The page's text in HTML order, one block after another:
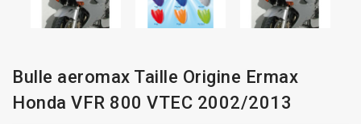
Bulle aeromax Taille Origine Ermax
Honda VFR 800 VTEC 2002/2013